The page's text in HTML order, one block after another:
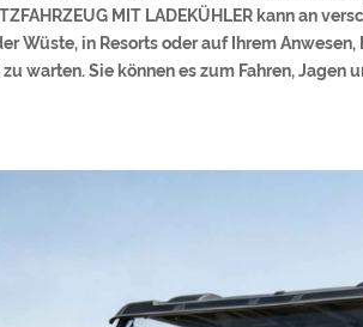
MIT LADEKÜHLER kann an
Wüste, in Resorts oder auf Ihrem
warten. Sie können es zum Fahren, Jagen